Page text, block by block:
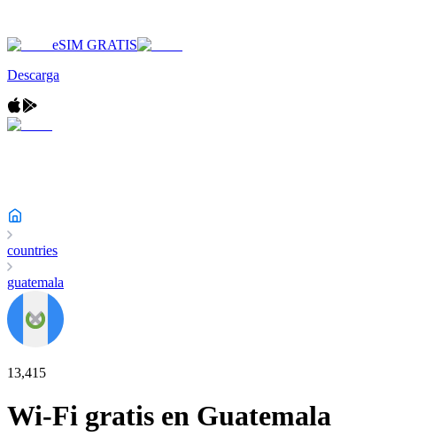
eSIM GRATIS
Descarga
countries
guatemala
13,415
Wi-Fi gratis en Guatemala